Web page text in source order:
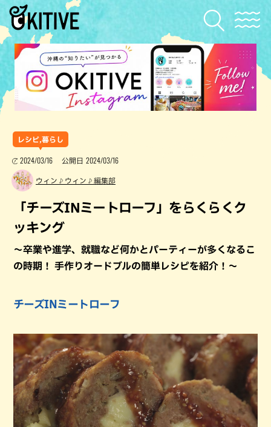
レシピ,暮らし
2024/03/16 公開日 2024/03/16
ウィン♪ウィン♪編集部
「チーズINミートローフ」をらくらくク
ッキング
～卒業や進学、就職など何かとパーティーが多くなるこ
の時期！ 手作りオードブルの簡単レシピを紹介！～
チーズINミートローフ